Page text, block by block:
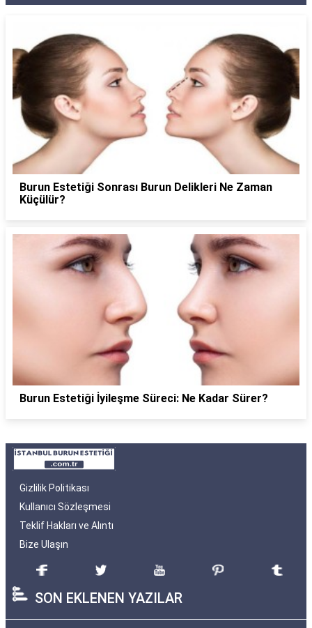
Burun Estetiği Sonrası Burun Delikleri Ne Zaman
Küçülür?
Burun Estetiği İyileşme Süreci: Ne Kadar Sürer?
Gizlilik Politikası
Kullanıcı Sözleşmesi
Teklif Hakları ve Alıntı
Bize Ulaşın
SON EKLENEN YAZILAR